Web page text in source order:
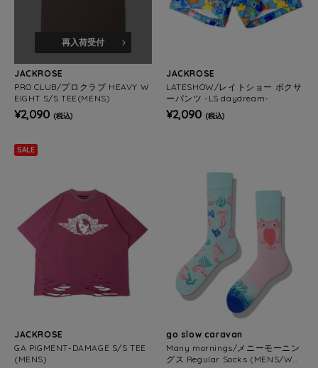
再入荷受付
JACKROSE
PRO CLUB/プロクラブ HEAVY W
EIGHT S/S TEE(MENS)
¥2,090 (税込)
JACKROSE
LATESHOW/レイトショー ボクサ
ーパンツ -LS daydream-
¥2,090 (税込)
SALE
JACKROSE
GA PIGMENT-DAMAGE S/S TEE
(MENS)
go slow caravan
Many mornings/メニーモーニン
グス Regular Socks (MENS/WO